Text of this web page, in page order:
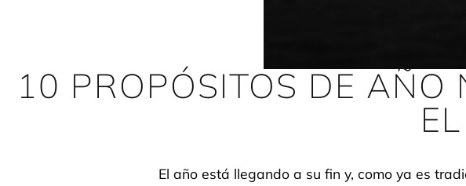
10 PROPÓSITOS DE AÑO
El año está llegando a su fin y, como ya es